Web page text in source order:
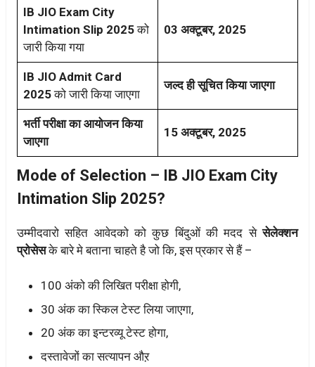
IB JIO Exam City
Intimation Slip 2025को
जारी किया गया
03 अक्टूबर, 2025
IB JIO Admit Card
2025को जारी किया जाएगा
जल्द ही सूचित किया जाएगा
भर्ती परीक्षा का आयोजन किया
जाएगा
15 अक्टूबर, 2025
Mode of Selection – IB JIO Exam City
Intimation Slip 2025?
उम्मीदवारो सहित आवेदको को कुछ बिंदुओं की मदद सेसेलेक्शन
प्रोसेसके बारे मे बताना चाहते है जो कि, इस प्रकार से हैं –
100 अंको की लिखित परीक्षा होगी,
30 अंक का स्किल टेस्ट लिया जाएगा,
20 अंक का इन्टरव्यू टेस्ट होगा,
दस्तावेजों का सत्यापन औऱ